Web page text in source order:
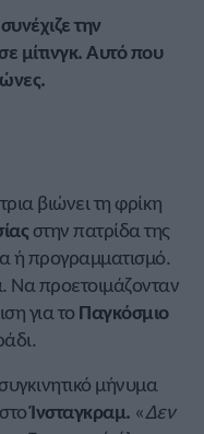
την
μίτινγκ. Αυτό που
βιώνει τη φρίκη
στην πατρίδα της
ή προγραμματισμό.
Να προετοιμάζονταν
για το Παγκόσμιο
μήνυμα
Ίνσταγκραμ. «Δεν